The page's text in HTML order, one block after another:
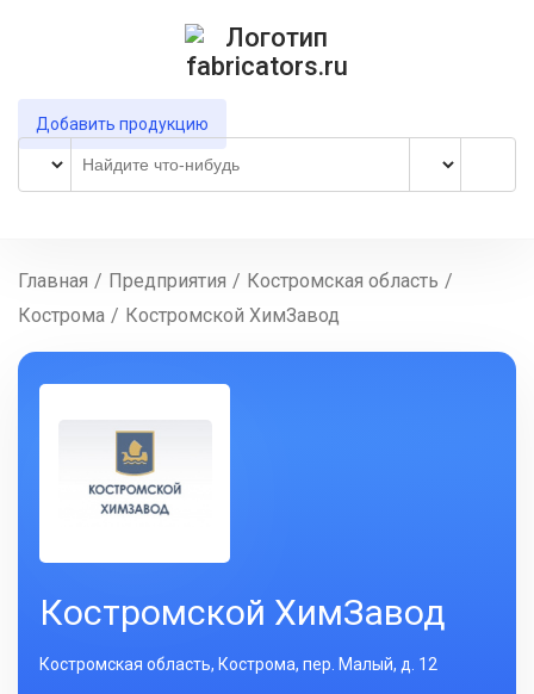
Добавить продукцию
Главная / Предприятия / Костромская область /
Кострома / Костромской ХимЗавод
Костромской ХимЗавод
Костромская область, Кострома, пер. Малый, д. 12